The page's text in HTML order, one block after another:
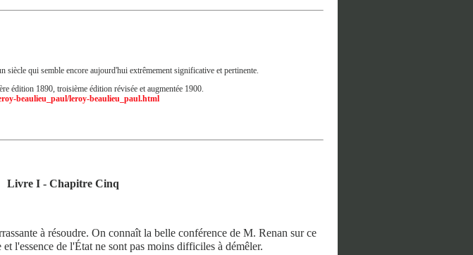
siècle qui semble encore aujourd'hui extrêmement significative et pertinente.
édition 1890, troisième édition révisée et augmentée 1900.
beaulieu_paul/leroy-beaulieu_paul.html
Livre I - Chapitre Cinq
à résoudre. On connaît la belle conférence de M. Renan sur ce
l'essence de l'État ne sont pas moins difficiles à démêler.